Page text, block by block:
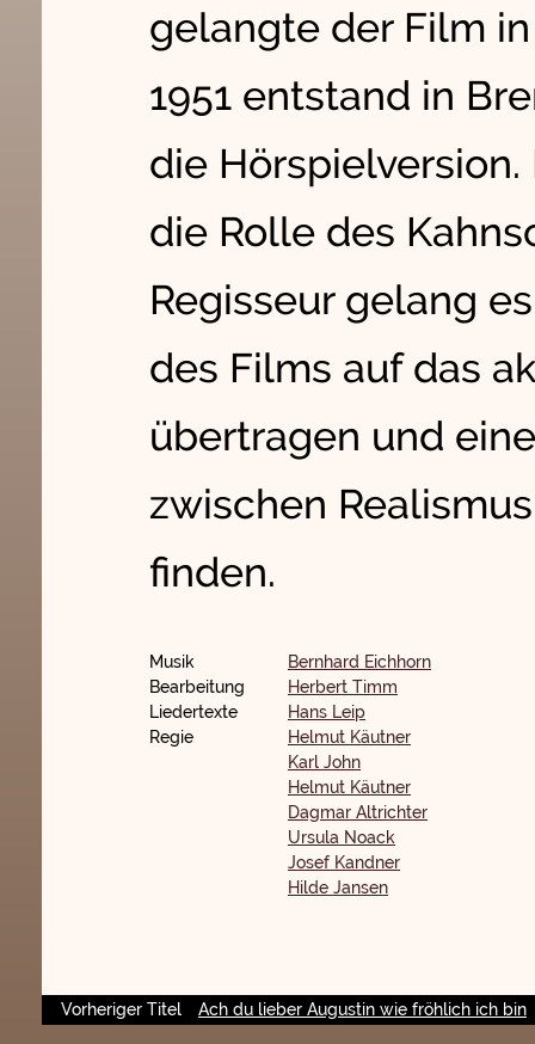
gelangte der Film
1951 entstand in
die
die Rolle des
Regisseur gelang
des Films auf das
übertragen und
zwischen
finden.
Musik
Bernhard Eichhorn
Bearbeitung
Herbert Timm
Liedertexte
Hans Leip
Regie
Helmut Käutner
Karl John
Helmut Käutner
Dagmar Altrichter
Ursula Noack
Josef Kandner
Hilde Jansen
Vorheriger Titel Ach du lieber Augustin wie fröhlich ich bin